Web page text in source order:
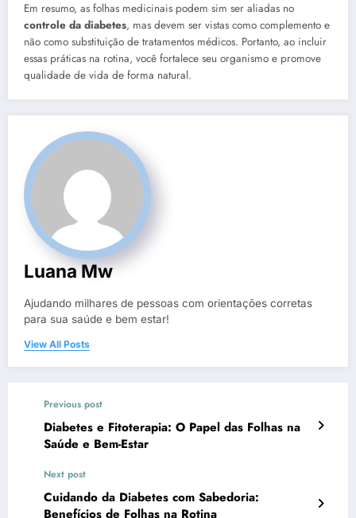
Em resumo, as folhas medicinais podem sim ser aliadas no
controle da diabetes, mas devem ser vistas como complemento e
não como substituição de tratamentos médicos. Portanto, ao incluir
essas práticas na rotina, você fortalece seu organismo e promove
qualidade de vida de forma natural.
Luana Mw
Ajudando milhares de pessoas com orientações corretas
para sua saúde e bem estar!
View All Posts
Previous post
Diabetes e Fitoterapia: O Papel das Folhas na
Saúde e Bem-Estar
Next post
Cuidando da Diabetes com Sabedoria:
Benefícios de Folhas na Rotina